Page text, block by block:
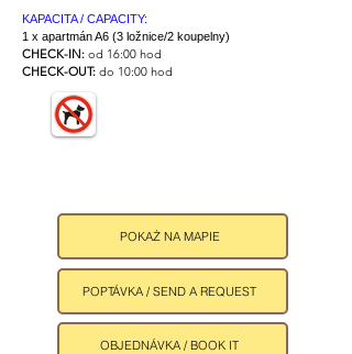
KAPACITA / CAPACITY:
1 x apartmán A6 (3 ložnice/2 koupelny)
CHECK-IN: od 16:00 hod
CHECK-OUT: do 10:00 hod
POKAŻ NA MAPIE
POPTÁVKA / SEND A REQUEST
OBJEDNÁVKA / BOOK IT